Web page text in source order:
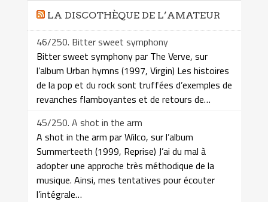
LA DISCOTHÈQUE DE L’AMATEUR
46/250. Bitter sweet symphony
Bitter sweet symphony par The Verve, sur
l’album Urban hymns (1997, Virgin) Les histoires
de la pop et du rock sont truffées d’exemples de
revanches flamboyantes et de retours de…
45/250. A shot in the arm
A shot in the arm par Wilco, sur l’album
Summerteeth (1999, Reprise) J’ai du mal à
adopter une approche très méthodique de la
musique. Ainsi, mes tentatives pour écouter
l’intégrale…